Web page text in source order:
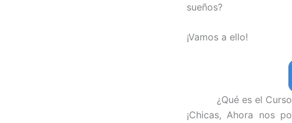
sueños?
¡Vamos a ello!
¿Qué es el
¡Chicas, Ahora nos